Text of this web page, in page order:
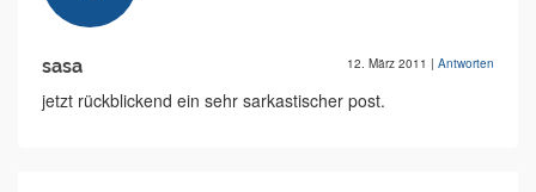
sasa 12. März 2011 | Antworten
jetzt rückblickend ein sehr sarkastischer post.